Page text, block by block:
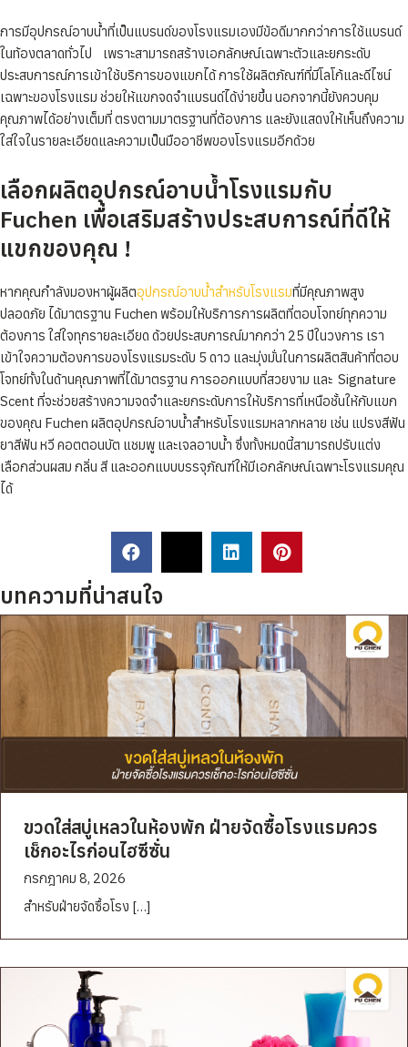
การมีอุปกรณ์อาบน้ำที่เป็นแบรนด์ของโรงแรมเองมีข้อดีมากกว่าการใช้แบรนด์
ในท้องตลาดทั่วไป เพราะสามารถสร้างเอกลักษณ์เฉพาะตัวและยกระดับ
ประสบการณ์การเข้าใช้บริการของแขกได้ การใช้ผลิตภัณฑ์ที่มีโลโก้และดีไซน์
เฉพาะของโรงแรม ช่วยให้แขกจดจำแบรนด์ได้ง่ายขึ้น ​นอกจากนี้ยังควบคุม
คุณภาพได้อย่างเต็มที่ ตรงตามมาตรฐานที่ต้องการ ​และยังแสดงให้เห็นถึงความ
ใส่ใจในรายละเอียดและความเป็นมืออาชีพของโรงแรมอีกด้วย
เลือกผลิตอุปกรณ์อาบน้ำโรงแรมกับ
Fuchen เพื่อเสริมสร้างประสบการณ์ที่ดีให้
แขกของคุณ !
หากคุณกำลังมองหาผู้ผลิตอุปกรณ์อาบน้ำสำหรับโรงแรมที่มีคุณภาพสูง
ปลอดภัย ได้มาตรฐาน Fuchen พร้อมให้บริการการผลิตที่ตอบโจทย์ทุกความ
ต้องการ ใส่ใจทุกรายละเอียด ด้วยประสบการณ์มากกว่า 25 ปีในวงการ เรา
เข้าใจความต้องการของโรงแรมระดับ 5 ดาว และมุ่งมั่นในการผลิตสินค้าที่ตอบ
โจทย์ทั้งในด้านคุณภาพที่ได้มาตรฐาน การออกแบบที่สวยงาม และ Signature
Scent ที่จะช่วยสร้างความจดจำและยกระดับการให้บริการที่เหนือชั้นให้กับแขก
ของคุณ Fuchen ผลิตอุปกรณ์อาบน้ำสำหรับโรงแรมหลากหลาย เช่น แปรงสีฟัน
ยาสีฟัน หวี คอตตอนบัต แชมพู และเจลอาบน้ำ ซึ่งทั้งหมดนี้สามารถปรับแต่ง
เลือกส่วนผสม กลิ่น สี และออกแบบบรรจุภัณฑ์ให้มีเอกลักษณ์เฉพาะโรงแรมคุณ
ได้
บทความที่น่าสนใจ
ขวดใส่สบู่เหลวในห้องพัก ฝ่ายจัดซื้อโรงแรมควร
เช็กอะไรก่อนไฮซีซั่น
กรกฎาคม 8, 2026
สำหรับฝ่ายจัดซื้อโรง […]